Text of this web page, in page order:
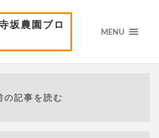
坂農園ブロ
MENU
記事を読む